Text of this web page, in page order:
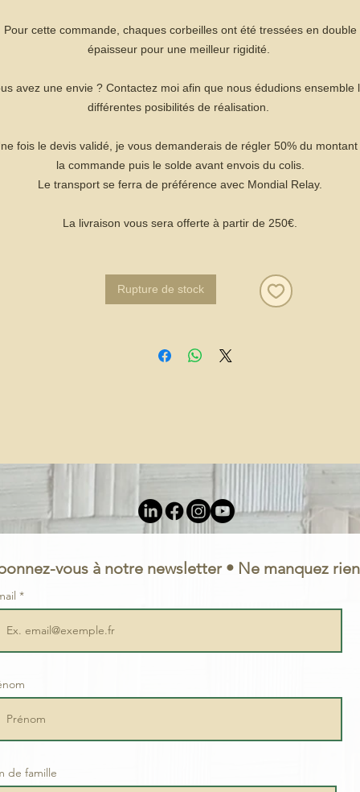
Pour cette commande, chaques corbeilles ont été tressées en double
épaisseur pour une meilleur rigidité.
avez une envie ? Contactez moi afin que nous édudions ensemble
différentes posibilités de réalisation.
fois le devis validé, je vous demanderais de régler 50% du montant
la commande puis le solde avant envois du colis.
Le transport se ferra de préférence avec Mondial Relay.
La livraison vous sera offerte à partir de 250€.
Rupture de stock
vous à notre newsletter • Ne manquez
de famille